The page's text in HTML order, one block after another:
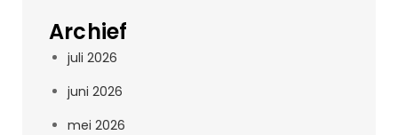
Archief
juli 2026
juni 2026
mei 2026